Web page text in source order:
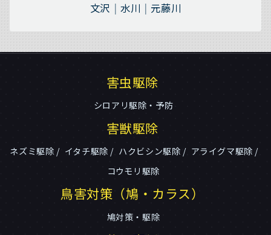
文沢
水川 元藤川
害虫駆除
シロアリ駆除・予防
害獣駆除
ネズミ駆除 イタチ駆除 ハクビシン駆除
アライグマ駆除
コウモリ駆除
鳥害対策（鳩・カラス）
鳩対策・駆除